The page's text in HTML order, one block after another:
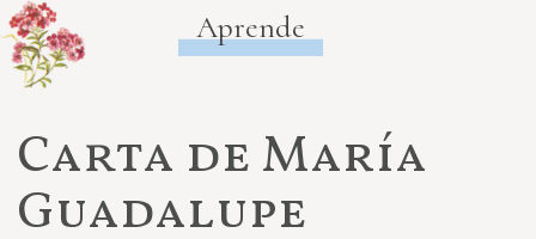
Aprende
Carta de María
Guadalupe